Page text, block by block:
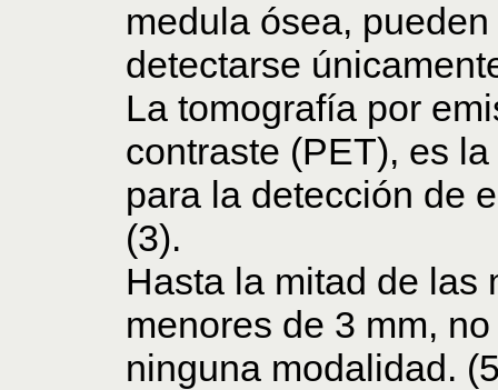
medula ósea,
detectarse
La tomografía por
contraste (PET), es
para la detección de
(3).
Hasta la mitad de las
menores de 3 mm,
ninguna modalidad.